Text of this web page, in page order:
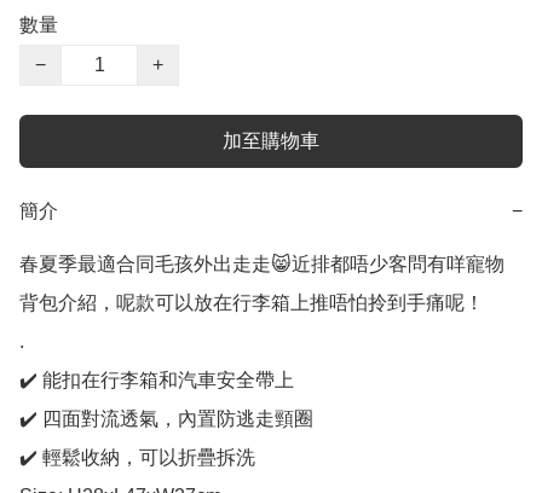
數量
−
+
加至購物車
簡介 −
春夏季最適合同毛孩外出走走😸近排都唔少客問有咩寵物
背包介紹，呢款可以放在行李箱上推唔怕拎到手痛呢！
.
✔️ 能扣在行李箱和汽車安全帶上
✔️ 四面對流透氣，內置防逃走頸圈
✔️ 輕鬆收納，可以折疊拆洗